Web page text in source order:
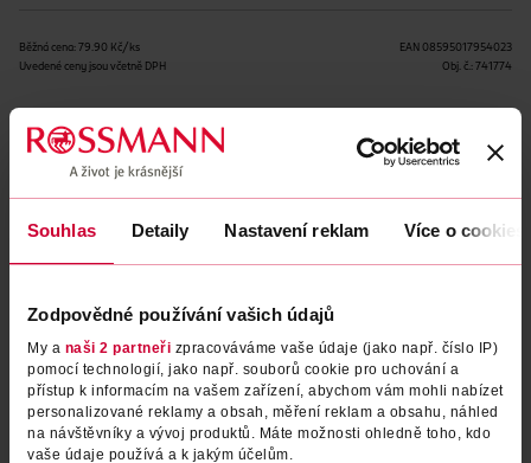
Souhlas Detaily Nastavení reklam Více o cookies
Zodpovědné používání vašich údajů
My a naši 2 partneři zpracováváme vaše údaje (jako např. číslo IP)
pomocí technologií, jako např. souborů cookie pro uchování a
přístup k informacím na vašem zařízení, abychom vám mohli nabízet
personalizované reklamy a obsah, měření reklam a obsahu, náhled
na návštěvníky a vývoj produktů. Máte možnosti ohledně toho, kdo
vaše údaje používá a k jakým účelům.
Běžná cena: 79.90 Kč/ks
Uvedené ceny jsou včetně DPH
EAN 08595017954023
Obj. č.: 741774
Podobné produkty
Tužka na obočí Brow Definer
Tužka na obočí Brow Definer